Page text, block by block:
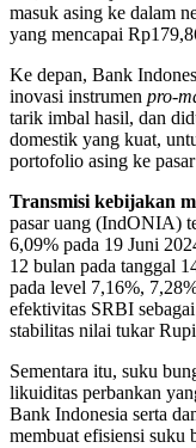
masuk asing ke dalam
yang mencapai
Ke depan, Bank
inovasi instrumen pro-
tarik imbal hasil, dan
domestik yang kuat,
portofolio asing ke
Transmisi kebijakan
pasar uang (IndONIA)
6,09% pada 19 Juni
12 bulan pada tanggal
pada level 7,16%,
efektivitas SRBI
stabilitas nilai tukar
Sementara itu, suku
likuiditas perbankan
Bank Indonesia serta
membuat efisiensi suku